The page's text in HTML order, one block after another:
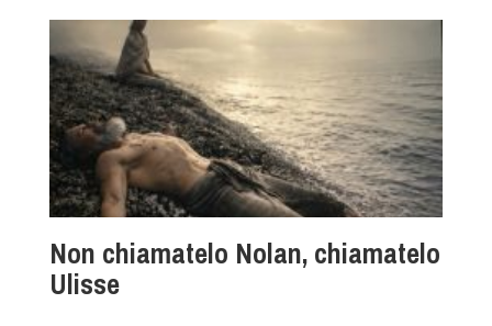
Non chiamatelo Nolan, chiamatelo
Ulisse